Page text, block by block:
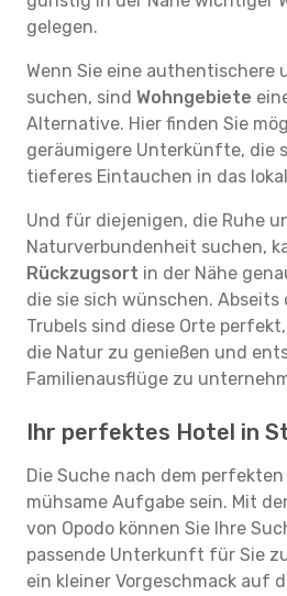
gelegen.
Wenn Sie eine authentischere
suchen, sind Wohngebiete
Alternative. Hier finden Sie
geräumigere Unterkünfte, die
tieferes Eintauchen in das
Und für diejenigen, die Ruhe
Naturverbundenheit suchen,
Rückzugsort in der Nähe
die sie sich wünschen.
Trubels sind diese Orte
die Natur zu genießen und
Familienausflüge zu
Ihr perfektes Hotel in
Die Suche nach dem
mühsame Aufgabe sein. Mit
von Opodo können Sie Ihre
passende Unterkunft für Sie
ein kleiner Vorgeschmack auf